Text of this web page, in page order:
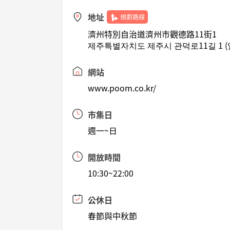
地址 規劃路線
濟州特別自治道濟州市觀德路11街1
제주특별자치도 제주시 관덕로11길 1 (
網站
www.poom.co.kr/
市集日
週一~日
開放時間
10:30~22:00
公休日
春節與中秋節